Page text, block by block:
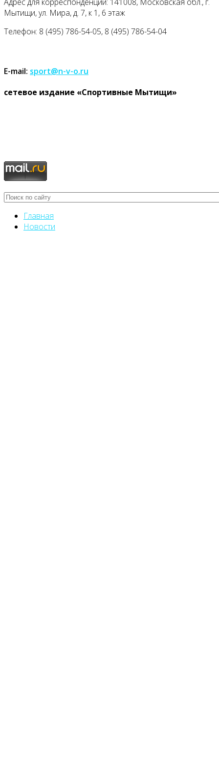
Мытищи, ул. Мира, д. 7, к 1, 6 этаж
Телефон: 8 (495) 786-54-05, 8 (495) 786-54-04
E-mail: sport@n-v-o.ru
cетевое издание «Спортивные Мытищи»
Главная
Новости